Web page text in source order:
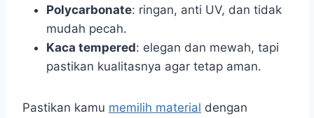
Polycarbonate: ringan, anti UV, dan tidak
mudah pecah.
Kaca tempered: elegan dan mewah, tapi
pastikan kualitasnya agar tetap aman.
Pastikan kamu memilih material dengan